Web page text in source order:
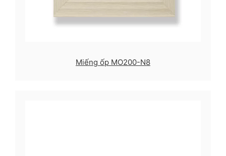
Miếng ốp MO200-N8